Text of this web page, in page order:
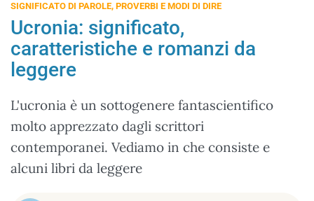
SIGNIFICATO DI PAROLE, PROVERBI E MODI DI DIRE
Ucronia: significato,
caratteristiche e romanzi da
leggere
L'ucronia è un sottogenere fantascientifico
molto apprezzato dagli scrittori
contemporanei. Vediamo in che consiste e
alcuni libri da leggere